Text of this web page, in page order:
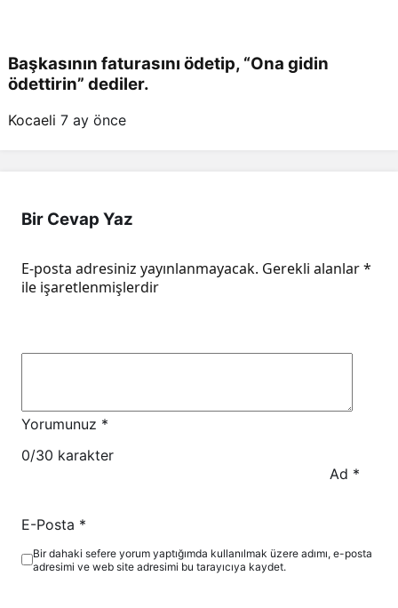
Başkasının faturasını ödetip, “Ona gidin
ödettirin” dediler.
Kocaeli 7 ay önce
Bir Cevap Yaz
E-posta adresiniz yayınlanmayacak. Gerekli alanlar*
ile işaretlenmişlerdir
Yorumunuz *
0/30 karakter
Ad *
E-Posta *
Bir dahaki sefere yorum yaptığımda kullanılmak üzere adımı, e-posta
adresimi ve web site adresimi bu tarayıcıya kaydet.